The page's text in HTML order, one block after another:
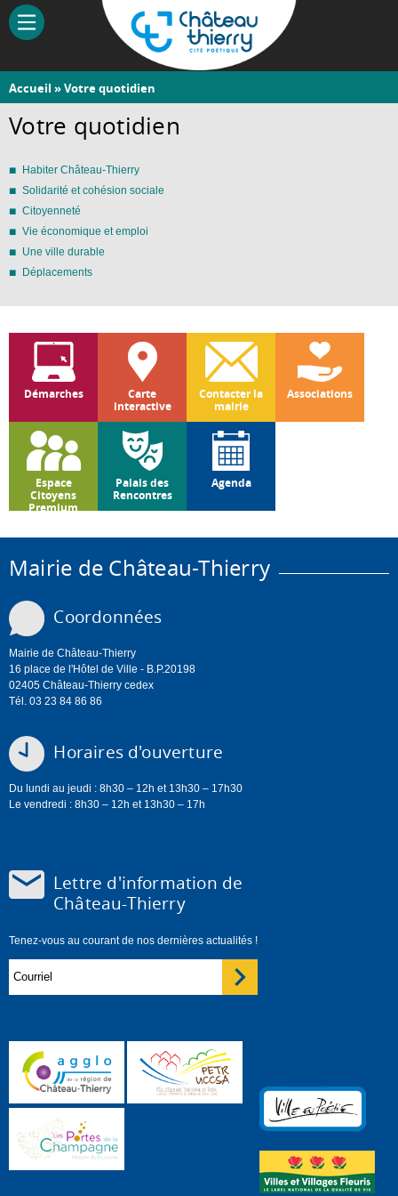
Aller
contenu
Château-
Thierry
Vous
êtes
ici
Accueil » Votre quotidien
Votre quotidien
Habiter Château-Thierry
Solidarité et cohésion sociale
Citoyenneté
Vie économique et emploi
Une ville durable
Déplacements
Démarches
Carte
interactive
Contacter la
mairie
Associations
Espace
Citoyens
Premium
Palais des
Rencontres
Agenda
Mairie de Château-Thierry
Coordonnées
Mairie de Château-Thierry
16 place de l'Hôtel de Ville - B.P.20198
02405 Château-Thierry cedex
Tél. 03 23 84 86 86
Horaires d'ouverture
Du lundi au jeudi : 8h30 – 12h et 13h30 – 17h30
Le vendredi : 8h30 – 12h et 13h30 – 17h
Lettre d'information de
Château-Thierry
Tenez-vous au courant de nos dernières actualités !